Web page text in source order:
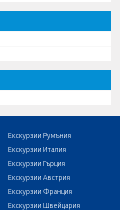
Екскурзии Румъния
Екскурзии Италия
Екскурзии Гърция
Екскурзии Австрия
Екскурзии Франция
Екскурзии Швейцария